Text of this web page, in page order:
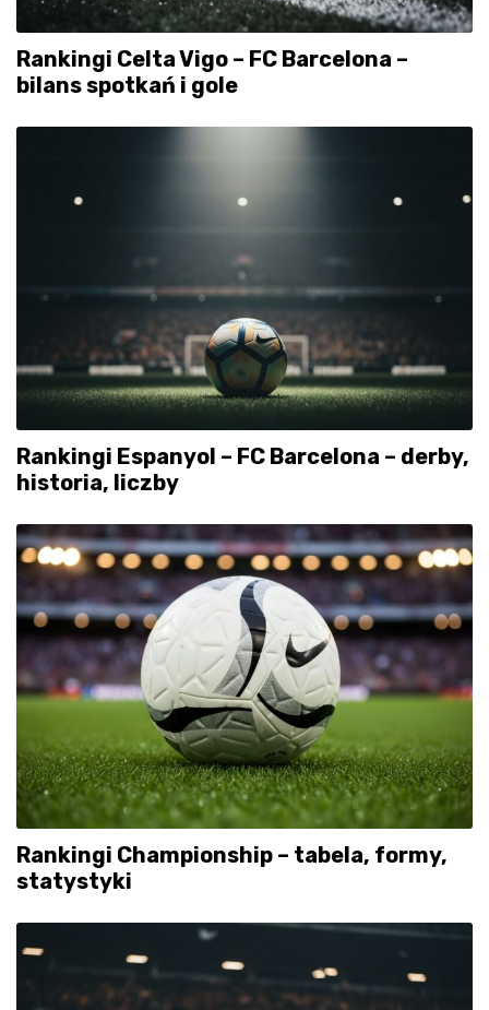
Rankingi Celta Vigo – FC Barcelona –
bilans spotkań i gole
Rankingi Espanyol – FC Barcelona – derby,
historia, liczby
Rankingi Championship – tabela, formy,
statystyki